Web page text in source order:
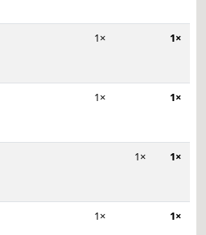
1× 1×
1× 1×
1× 1×
1× 1×